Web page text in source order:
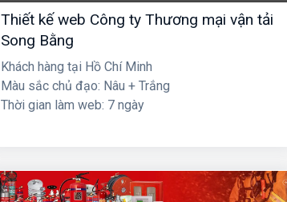
Thiết kế web Công ty Thương mại vận tải
Song Bằng
Khách hàng tại Hồ Chí Minh
Màu sắc chủ đạo: Nâu + Trắng
Thời gian làm web: 7 ngày